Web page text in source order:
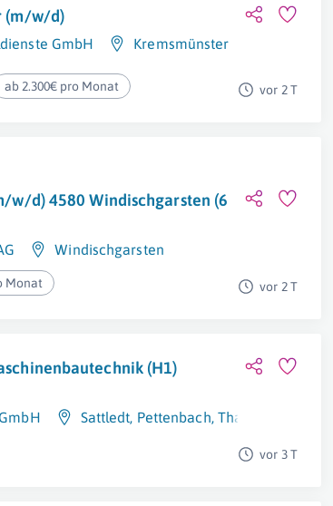
(m/w/d)
GmbH Kremsmünster
ab 2.300€ pro Monat vor 2 T
w/d) 4580 Windischgarsten (6
Windischgarsten
Monat vor 2 T
(H1)
Sattledt, Pettenbach, Thalheim Bei Wels
vor 3 T